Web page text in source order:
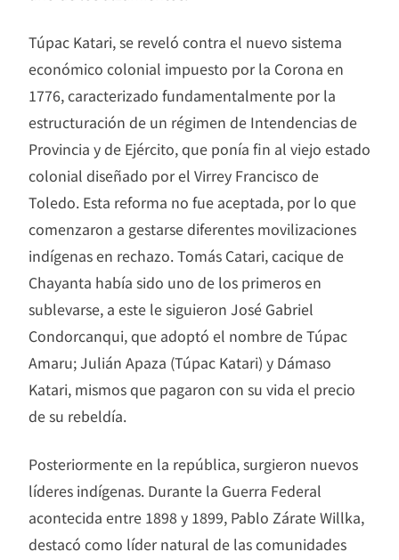
Túpac Katari, se reveló contra el nuevo sistema
económico colonial impuesto por la Corona en
1776, caracterizado fundamentalmente por la
estructuración de un régimen de Intendencias de
Provincia y de Ejército, que ponía fin al viejo estado
colonial diseñado por el Virrey Francisco de
Toledo. Esta reforma no fue aceptada, por lo que
comenzaron a gestarse diferentes movilizaciones
indígenas en rechazo. Tomás Catari, cacique de
Chayanta había sido uno de los primeros en
sublevarse, a este le siguieron José Gabriel
Condorcanqui, que adoptó el nombre de Túpac
Amaru; Julián Apaza (Túpac Katari) y Dámaso
Katari, mismos que pagaron con su vida el precio
de su rebeldía.
Posteriormente en la república, surgieron nuevos
líderes indígenas. Durante la Guerra Federal
acontecida entre 1898 y 1899, Pablo Zárate Willka,
destacó como líder natural de las comunidades